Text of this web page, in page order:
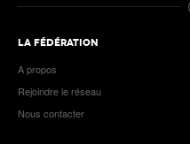
LA FÉDÉRATION
A propos
Rejoindre le réseau
Nous contacter